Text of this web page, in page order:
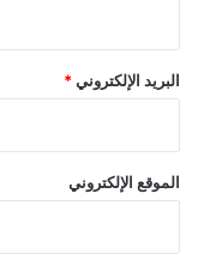
البريد الإلكتروني *
الموقع الإلكتروني